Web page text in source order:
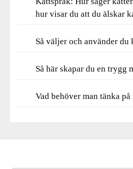
hur visar du att du älskar
Så väljer och använder
Så här skapar du en
Vad behöver man tänka